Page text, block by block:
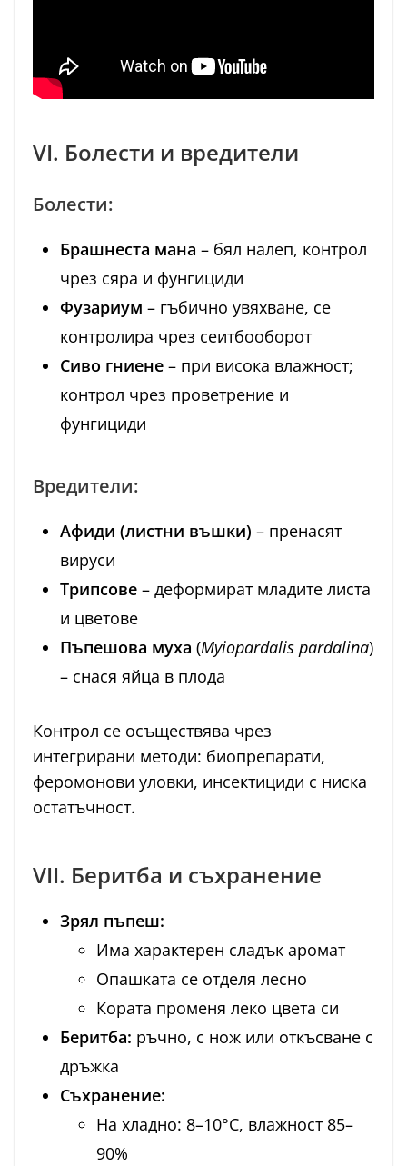
VI. Болести и вредители
Болести:
Брашнеста мана – бял налеп, контрол
чрез сяра и фунгициди
Фузариум – гъбично увяхване, се
контролира чрез сеитбооборот
Сиво гниене – при висока влажност;
контрол чрез проветрение и
фунгициди
Вредители:
Афиди (листни въшки) – пренасят
вируси
Трипсове – деформират младите листа
и цветове
Пъпешова муха (Myiopardalis pardalina)
– снася яйца в плода
Контрол се осъществява чрез
интегрирани методи: биопрепарати,
феромонови уловки, инсектициди с ниска
остатъчност.
VII. Беритба и съхранение
Зрял пъпеш:
Има характерен сладък аромат
Опашката се отделя лесно
Кората променя леко цвета си
Беритба: ръчно, с нож или откъсване с
дръжка
Съхранение:
На хладно: 8–10°C, влажност 85–
90%